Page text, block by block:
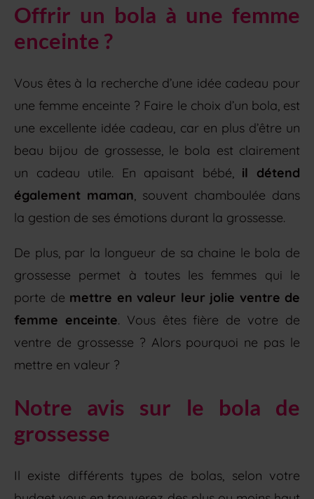
Offrir un bola à une femme
enceinte ?
Vous êtes à la recherche d’une idée cadeau pour
une femme enceinte ? Faire le choix d’un bola, est
une excellente idée cadeau, car en plus d’être un
beau bijou de grossesse, le bola est clairement
un cadeau utile. En apaisant bébé, il détend
également maman, souvent chamboulée dans
la gestion de ses émotions durant la grossesse.
De plus, par la longueur de sa chaine le bola de
grossesse permet à toutes les femmes qui le
porte de mettre en valeur leur jolie ventre de
femme enceinte. Vous êtes fière de votre de
ventre de grossesse ? Alors pourquoi ne pas le
mettre en valeur ?
Notre avis sur le bola de
grossesse
Il existe différents types de bolas, selon votre